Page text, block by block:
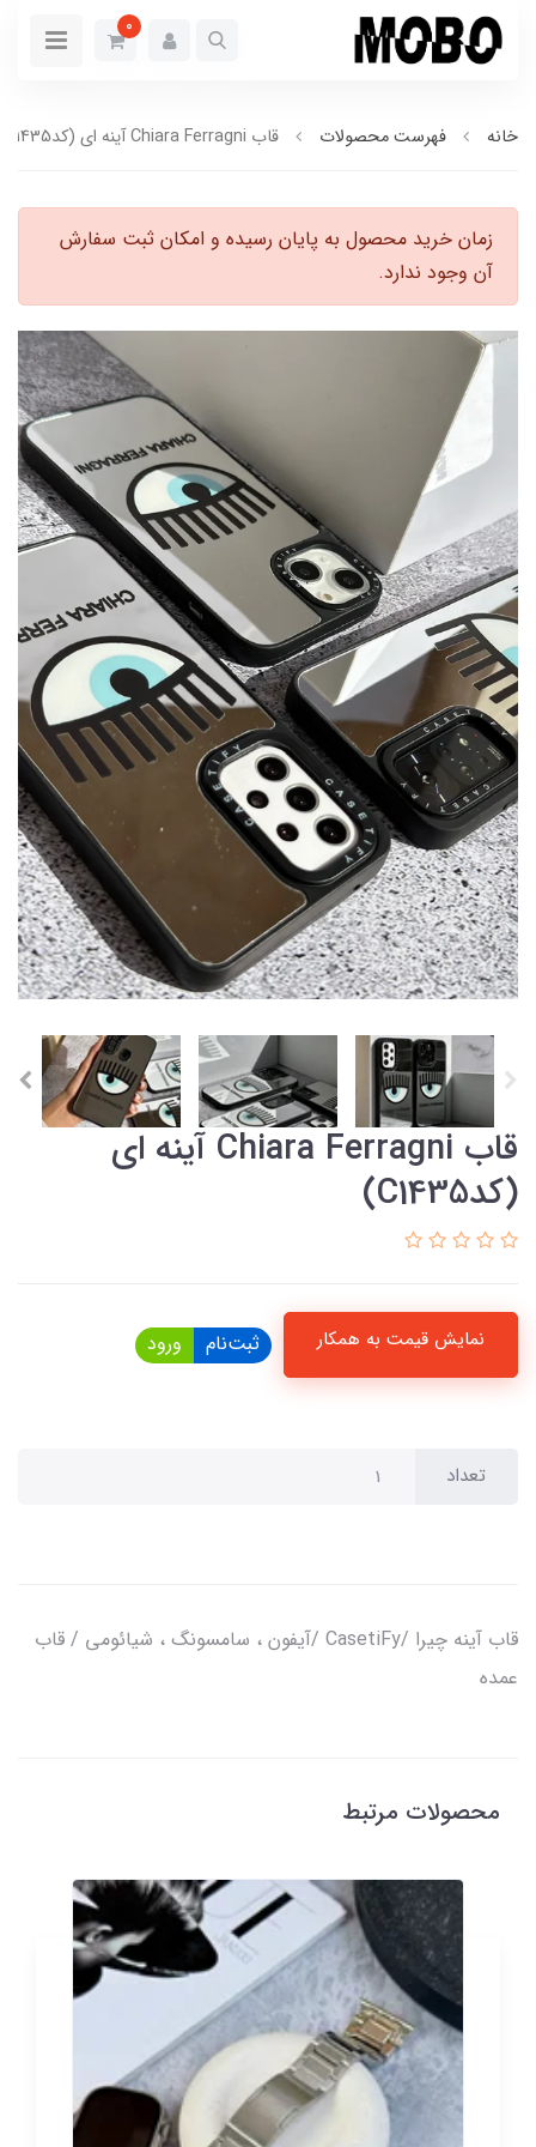
0
خانه فهرست محصولات قاب Chiara Ferragni آینه ای (کدC1435)
زمان خرید محصول به پایان رسیده و امکان ثبت سفارش
آن وجود ندارد.
قاب Chiara Ferragni آینه ای
(کدC1435)
نمایش قیمت به همکار ثبت‌نام ورود
تعداد
قاب آینه چیرا /CasetiFy /آیفون ، سامسونگ ، شیائومی / قاب
عمده
محصولات مرتبط